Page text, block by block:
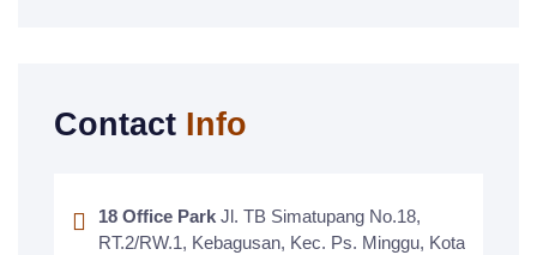
Contact Info
18 Office Park Jl. TB Simatupang No.18,
RT.2/RW.1, Kebagusan, Kec. Ps. Minggu, Kota